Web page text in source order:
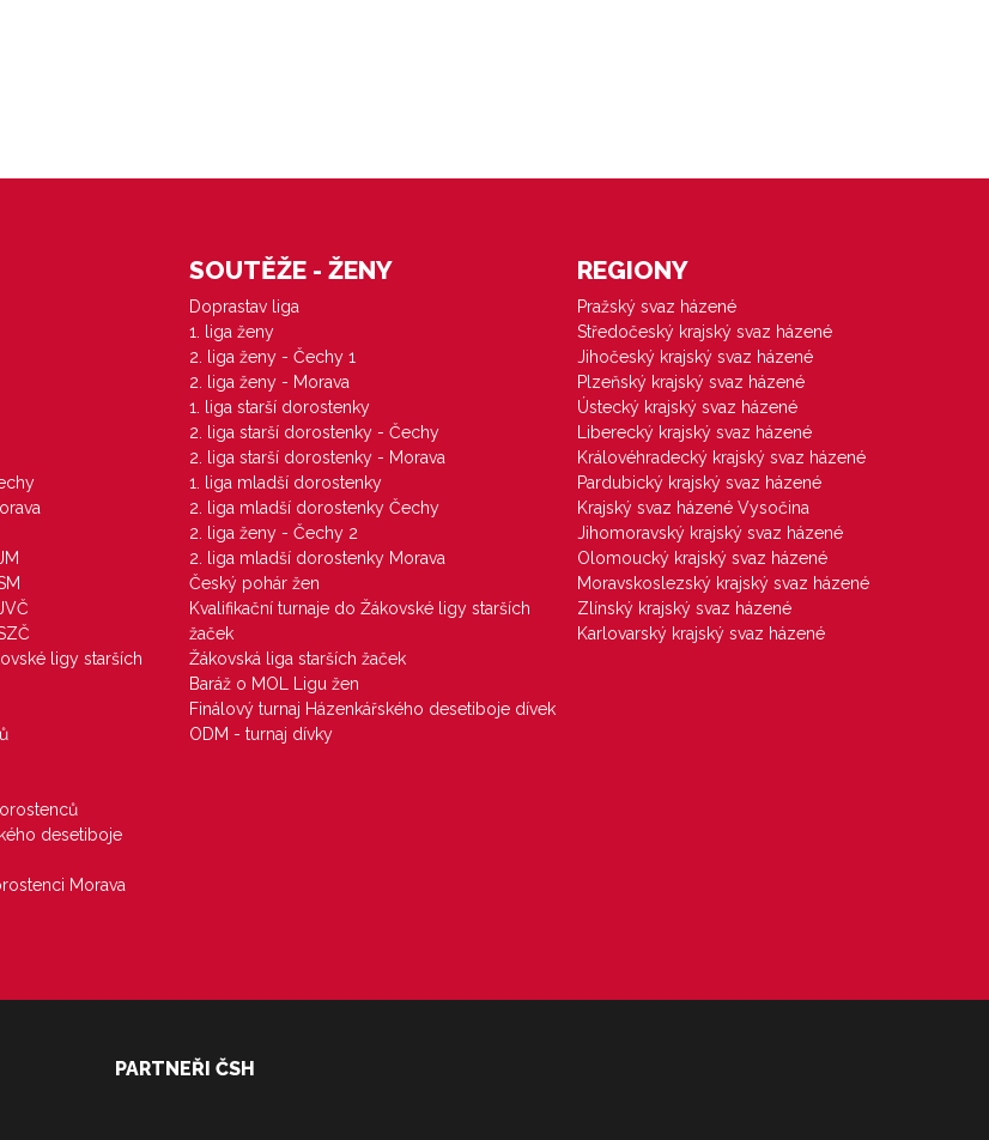
ligy starších
desetiboje
Morava
SOUTĚŽE - ŽENY
Doprastav liga
1. liga ženy
2. liga ženy - Čechy 1
2. liga ženy - Morava
1. liga starší dorostenky
2. liga starší dorostenky - Čechy
2. liga starší dorostenky - Morava
1. liga mladší dorostenky
2. liga mladší dorostenky Čechy
2. liga ženy - Čechy 2
2. liga mladší dorostenky Morava
Český pohár žen
Kvalifikační turnaje do Žákovské ligy starších
žaček
Žákovská liga starších žaček
Baráž o MOL Ligu žen
Finálový turnaj Házenkářského desetiboje dívek
ODM - turnaj dívky
REGIONY
Pražský svaz házené
Středočeský krajský svaz házené
Jihočeský krajský svaz házené
Plzeňský krajský svaz házené
Ústecký krajský svaz házené
Liberecký krajský svaz házené
Královéhradecký krajský svaz házené
Pardubický krajský svaz házené
Krajský svaz házené Vysočina
Jihomoravský krajský svaz házené
Olomoucký krajský svaz házené
Moravskoslezský krajský svaz házené
Zlínský krajský svaz házené
Karlovarský krajský svaz házené
PARTNEŘI ČSH